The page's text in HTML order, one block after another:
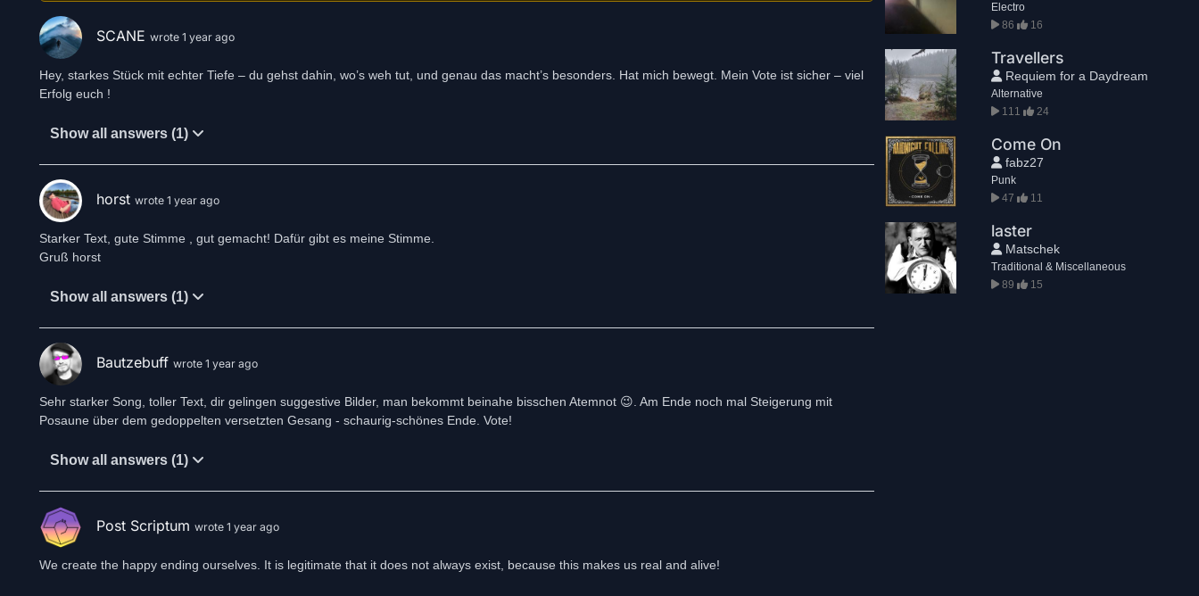
SCANE wrote 1 year ago
Hey, starkes Stück mit echter Tiefe – du gehst dahin, wo’s weh tut, und genau das macht’s besonders. Hat mich bewegt. Mein Vote ist sicher – viel
Erfolg euch !
Show all answers (1)
horst wrote 1 year ago
Starker Text, gute Stimme , gut gemacht! Dafür gibt es meine Stimme.
Gruß horst
Show all answers (1)
Bautzebuff wrote 1 year ago
Sehr starker Song, toller Text, dir gelingen suggestive Bilder, man bekommt beinahe bisschen Atemnot 😉. Am Ende noch mal Steigerung mit
Posaune über dem gedoppelten versetzten Gesang - schaurig-schönes Ende. Vote!
Show all answers (1)
Post Scriptum wrote 1 year ago
We create the happy ending ourselves. It is legitimate that it does not always exist, because this makes us real and alive!
Electro
86
16
Travellers
Requiem for a Daydream
Alternative
111
24
Come On
fabz27
Punk
47
11
laster
Matschek
Traditional & Miscellaneous
89
15